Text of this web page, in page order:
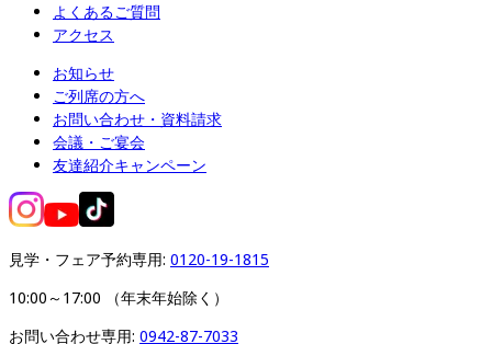
よくあるご質問
アクセス
お知らせ
ご列席の方へ
お問い合わせ・資料請求
会議・ご宴会
友達紹介キャンペーン
見学・フェア予約専用: 0120-19-1815
10:00～17:00 （年末年始除く）
お問い合わせ専用: 0942-87-7033